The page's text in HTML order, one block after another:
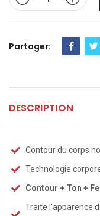
Partager:
DESCRIPTION
Contour du corps
Technologie
Contour + Ton +
Traite l'apparence